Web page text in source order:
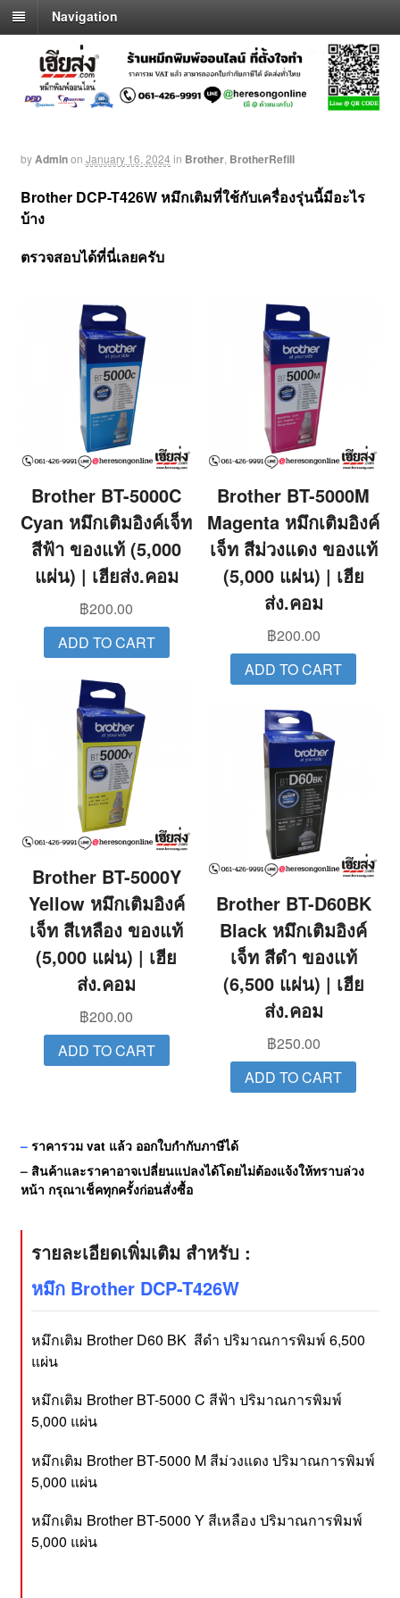
Navigation
byAdminon January 16, 2024 in Brother, BrotherRefill
Brother DCP-T426W หมึกเติมที่ใช้กับเครื่องรุ่นนี้มีอะไร
บ้าง
ตรวจสอบได้ที่นี่เลยครับ
Brother BT-5000C
Cyan หมึกเติมอิงค์เจ็ท
สีฟ้า ของแท้ (5,000
แผ่น) | เฮียส่ง.คอม
฿200.00
ADD TO CART
Brother BT-5000M
Magenta หมึกเติมอิงค์
เจ็ท สีม่วงแดง ของแท้
(5,000 แผ่น) | เฮีย
ส่ง.คอม
฿200.00
ADD TO CART
Brother BT-5000Y
Yellow หมึกเติมอิงค์
เจ็ท สีเหลือง ของแท้
(5,000 แผ่น) | เฮีย
ส่ง.คอม
฿200.00
ADD TO CART
Brother BT-D60BK
Black หมึกเติมอิงค์
เจ็ท สีดำ ของแท้
(6,500 แผ่น) | เฮีย
ส่ง.คอม
฿250.00
ADD TO CART
–ราคารวม vat แล้ว ออกใบกำกับภาษีได้
– สินค้าและราคาอาจเปลี่ยนแปลงได้โดยไม่ต้องแจ้งให้ทราบล่วง
หน้า กรุณาเช็คทุกครั้งก่อนสั่งซื้อ
รายละเอียดเพิ่มเติม สำหรับ :
หมึก Brother DCP-T426W
หมึกเติม Brother D60 BK สีดำ ปริมาณการพิมพ์ 6,500
แผ่น
หมึกเติม Brother BT-5000 C สีฟ้า ปริมาณการพิมพ์
5,000 แผ่น
หมึกเติม Brother BT-5000 M สีม่วงแดง ปริมาณการพิมพ์
5,000 แผ่น
หมึกเติม Brother BT-5000 Y สีเหลือง ปริมาณการพิมพ์
5,000 แผ่น